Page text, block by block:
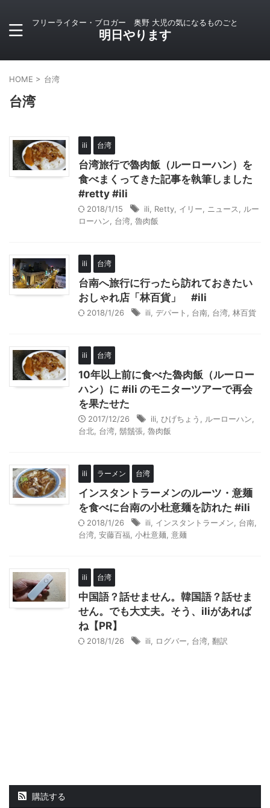
フリーライター・ブロガー 奥野 大児の気になるものごと
明日やります
HOME > 台湾
台湾
ili 台湾
台湾旅行で魯肉飯（ルーローハン）を
食べまくってきた記事を執筆しました
#retty #ili
2018/1/15 ili Retty イリー ニュース
ルー
ローハン
台湾 魯肉飯
ili 台湾
台南へ旅行に行ったら訪れておきたい
おしゃれ店「林百貨」 #ili
2018/1/26 ili デパート 台南 台湾 林百貨
ili 台湾
10年以上前に食べた魯肉飯（ルーロー
ハン）に #ili のモニターツアーで再会
を果たせた
2017/12/26 ili ひげちょう ルーローハン
台北 台湾 鬍鬚張 魯肉飯
ili ラーメン 台湾
インスタントラーメンのルーツ・意麺
を食べに台南の小杜意麺を訪れた #ili
2018/1/26 ili インスタントラーメン 台南
台湾 安藤百福 小杜意麺 意麺
ili 台湾
中国語？話せません。韓国語？話せま
せん。でも大丈夫。そう、iliがあれば
ね【PR】
2018/1/26 ili ログバー 台湾 翻訳
購読する